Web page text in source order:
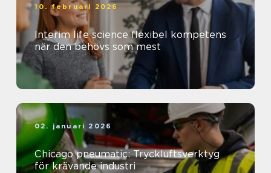
10. februari 2026
Interim life science flexibel kompetens
när den behövs som mest
02. januari 2026
Chicago pneumatic: Tryckluftsverktyg
för krävande industri